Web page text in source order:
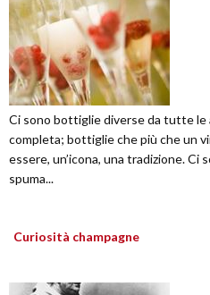
Ci sono bottiglie diverse da tutte le
completa; bottiglie che più che un
essere, un’icona, una tradizione. Ci
spuma...
Curiosità champagne